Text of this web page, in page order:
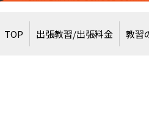
TOP 出張教習/出張料金 教習